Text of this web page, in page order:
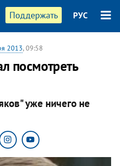
Поддержать РУС
2013, 09:58
посмотреть
уже ничего не